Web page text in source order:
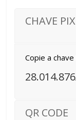
CHAVE PIX
Copie a
QR CODE